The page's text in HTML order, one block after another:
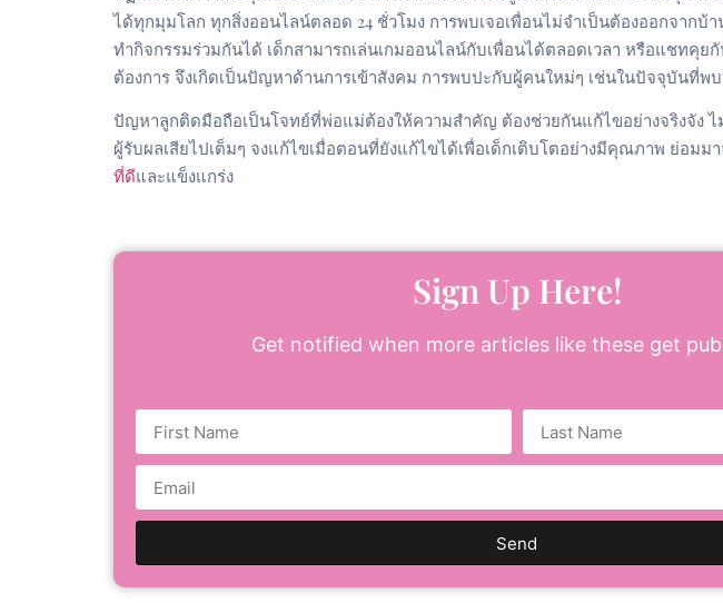
ได้ทุกมุมโลก ทุกสิ่งออนไลน์ตลอด 24 ชั่วโมง การพบเจอเพื่อนไม่จำเป็นต้องออกจากบ้
ทำกิจกรรมร่วมกันได้ เด็กสามารถเล่นเกมออนไลน์กับเพื่อนได้ตลอดเวลา หรือแชทคุย
ต้องการ จึงเกิดเป็นปัญหาด้านการเข้าสังคม การพบปะกับผู้คนใหม่ๆ เช่นในปัจจุบันที่
ปัญหาลูกติดมือถือเป็นโจทย์ที่พ่อแม่ต้องให้ความสำคัญ ต้องช่วยกันแก้ไขอย่างจริงจัง
ผู้รับผลเสียไปเต็มๆ จงแก้ไขเมื่อตอนที่ยังแก้ไขได้เพื่อเด็กเติบโตอย่างมีคุณภาพ ย่อมม
ที่ดีและแข็งแกร่ง
Sign Up Here!
Get notified when more articles like these get
Send